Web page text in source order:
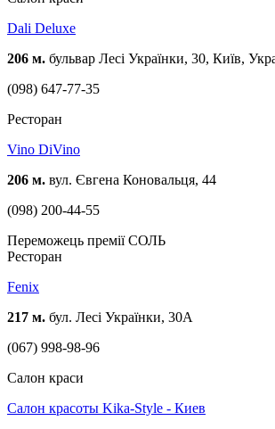
Dali Deluxe
206 м. бульвар Лесі Українки, 30, Київ,
(098) 647-77-35
Ресторан
Vino DiVino
206 м. вул. Євгена Коновальця, 44
(098) 200-44-55
Переможець премії СОЛЬ
Ресторан
Fenix
217 м. бул. Лесі Українки, 30А
(067) 998-98-96
Cалон краси
Салон красоты Kika-Style - Киев